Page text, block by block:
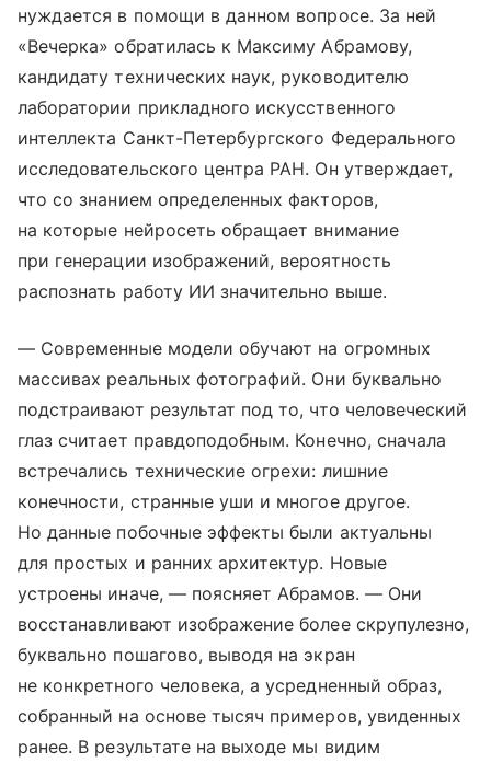
нуждается в помощи в данном вопросе. За ней
«Вечерка» обратилась к Максиму Абрамову,
кандидату технических наук, руководителю
лаборатории прикладного искусственного
интеллекта Санкт-Петербургского Федерального
исследовательского центра РАН. Он утверждает,
что со знанием определенных факторов,
на которые нейросеть обращает внимание
при генерации изображений, вероятность
распознать работу ИИ значительно выше.
— Современные модели обучают на огромных
массивах реальных фотографий. Они буквально
подстраивают результат под то, что человеческий
глаз считает правдоподобным. Конечно, сначала
встречались технические огрехи: лишние
конечности, странные уши и многое другое.
Но данные побочные эффекты были актуальны
для простых и ранних архитектур. Новые
устроены иначе, — поясняет Абрамов. — Они
восстанавливают изображение более скрупулезно,
буквально пошагово, выводя на экран
не конкретного человека, а усредненный образ,
собранный на основе тысяч примеров, увиденных
ранее. В результате на выходе мы видим